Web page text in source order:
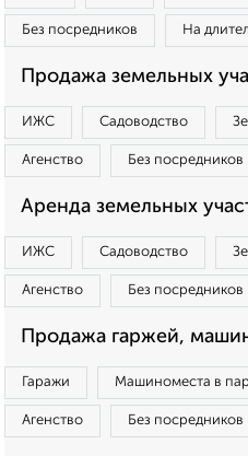
Без посредников На
Продажа земельных
ИЖС Садоводство
Агенство Без посредников
Аренда земельных
ИЖС Садоводство
Агенство Без посредников
Продажа гаржей,
Гаражи Машиноместа в
Агенство Без посредников